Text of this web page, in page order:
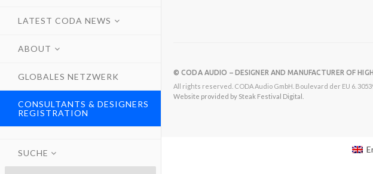
LATEST CODA NEWS
ABOUT
GLOBALES NETZWERK
CONSULTANTS & DESIGNERS
REGISTRATION
SUCHE
© CODA AUDIO – DESIGNER AND MANUFACTURER OF
All rights reserved. CODA Audio GmbH. Boulevard der EU 6.
Website provided by Steak Festival Digital.